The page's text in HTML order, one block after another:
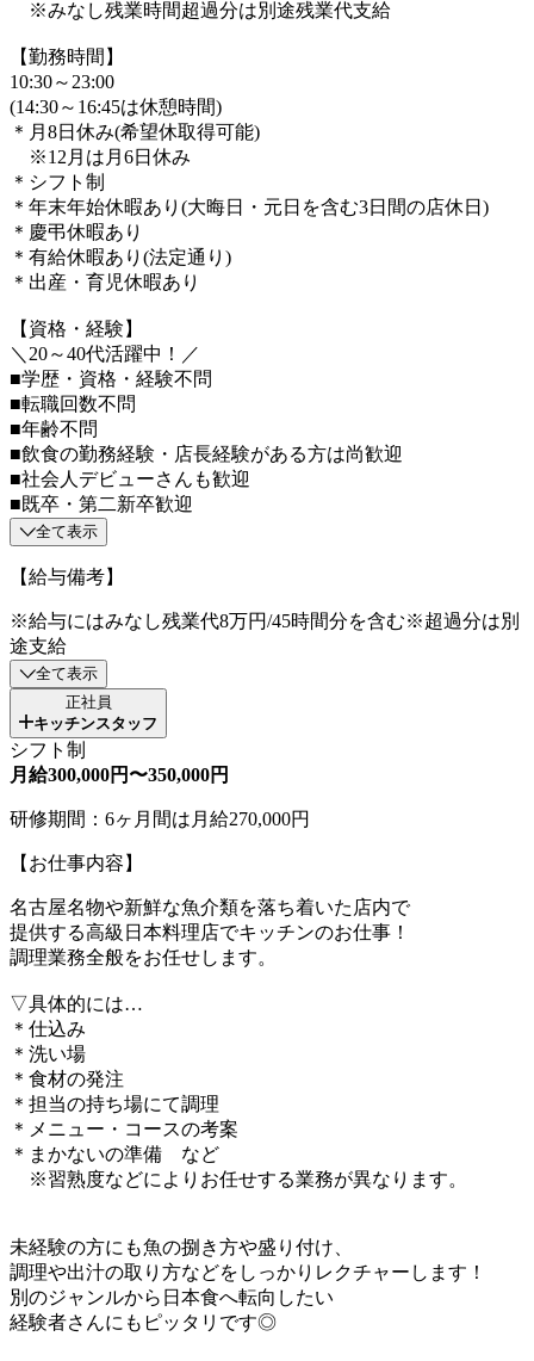
※みなし残業時間超過分は別途残業代支給
【勤務時間】
10:30～23:00
(14:30～16:45は休憩時間)
＊月8日休み(希望休取得可能)
※12月は月6日休み
＊シフト制
＊年末年始休暇あり(大晦日・元日を含む3日間の店休日)
＊慶弔休暇あり
＊有給休暇あり(法定通り)
＊出産・育児休暇あり
【資格・経験】
＼20～40代活躍中！／
■学歴・資格・経験不問
■転職回数不問
■年齢不問
■飲食の勤務経験・店長経験がある方は尚歓迎
■社会人デビューさんも歓迎
■既卒・第二新卒歓迎
全て表示
【給与備考】
※給与にはみなし残業代8万円/45時間分を含む※超過分は別
途支給
全て表示
正社員
キッチンスタッフ
シフト制
月給300,000円〜350,000円
研修期間：6ヶ月間は月給270,000円
【お仕事内容】
名古屋名物や新鮮な魚介類を落ち着いた店内で
提供する高級日本料理店でキッチンのお仕事！
調理業務全般をお任せします。
▽具体的には…
＊仕込み
＊洗い場
＊食材の発注
＊担当の持ち場にて調理
＊メニュー・コースの考案
＊まかないの準備 など
※習熟度などによりお任せする業務が異なります。
未経験の方にも魚の捌き方や盛り付け、
調理や出汁の取り方などをしっかりレクチャーします！
別のジャンルから日本食へ転向したい
経験者さんにもピッタリです◎